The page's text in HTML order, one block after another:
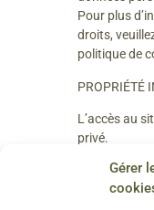
Gérer
Pour plus
droits,
politique de
PROPRIÉTÉ
L’accès au
privé.
L’ensemble
incluant